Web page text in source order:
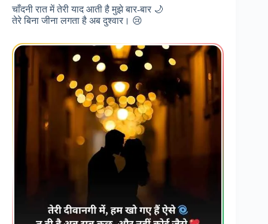
चाँदनी रात में तेरी याद आती है मुझे बार-बार 🌙
तेरे बिना जीना लगता है अब दुश्वार। 😢